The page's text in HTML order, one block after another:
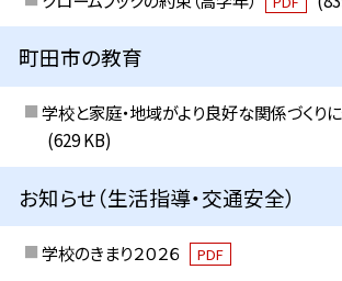
町田市の教育
学校と家庭・地域がより良好な関係づくり
(629 KB)
お知らせ（生活指導・交通安全）
学校のきまり２０２６ PDF